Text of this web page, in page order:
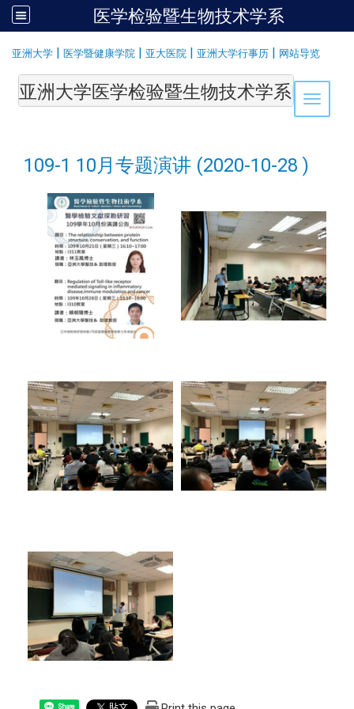
医学检验暨生物技术学系
亚洲大学 | 医学暨健康学院 | 亚大医院 | 亚洲大学行事历 | 网站导览
Toggle
亚洲大学医学检验暨生物技术学系
109-1 10月专题演讲 (2020-10-28 )
Share